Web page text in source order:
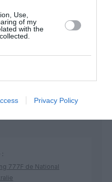
Use,
of my
with the
Privacy Policy
:
777F de National